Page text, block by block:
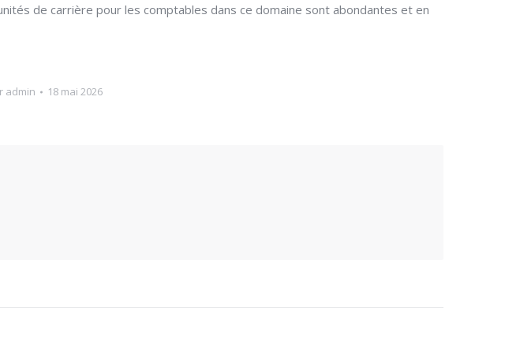
de carrière pour les comptables dans ce domaine sont abondantes et en
admin 18 mai 2026